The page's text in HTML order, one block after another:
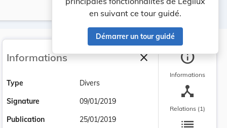
en suivant ce tour guidé.
Démarrer un tour guidé
Lancer la recherche
Filtres
Informations closeFermer la barre
Type
Divers
Signature
09/01/2019
Publication
25/01/2019
info
Informations
device_hub
Relations (1)